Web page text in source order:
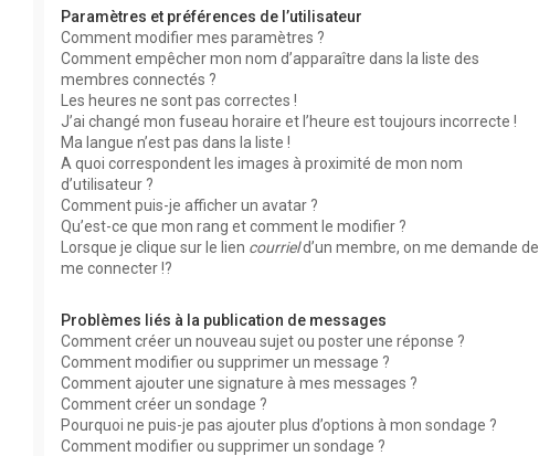
Paramètres et préférences de l’utilisateur
Comment modifier mes paramètres ?
Comment empêcher mon nom d’apparaître dans la liste des
membres connectés ?
Les heures ne sont pas correctes !
J’ai changé mon fuseau horaire et l’heure est toujours incorrecte !
Ma langue n’est pas dans la liste !
A quoi correspondent les images à proximité de mon nom
d’utilisateur ?
Comment puis-je afficher un avatar ?
Qu’est-ce que mon rang et comment le modifier ?
Lorsque je clique sur le lien courrield’un membre, on me demande de
me connecter !?
Problèmes liés à la publication de messages
Comment créer un nouveau sujet ou poster une réponse ?
Comment modifier ou supprimer un message ?
Comment ajouter une signature à mes messages ?
Comment créer un sondage ?
Pourquoi ne puis-je pas ajouter plus d’options à mon sondage ?
Comment modifier ou supprimer un sondage ?